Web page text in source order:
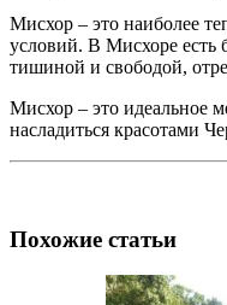
Мисхор – это наиболее
условий. В Мисхоре есть
тишиной и свободой,
Мисхор – это идеальное
насладиться красотами
Похожие статьи